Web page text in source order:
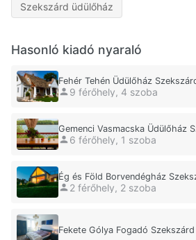
Szekszárd üdülőház
Hasonló kiadó nyaraló
Fehér Tehén Üdülőház
9 férőhely, 4 szoba
Gemenci Vasmacska Üdülőház
6 férőhely, 1 szoba
Ég és Föld Borvendégház
2 férőhely, 2 szoba
Fekete Gólya Fogadó Szekszárd